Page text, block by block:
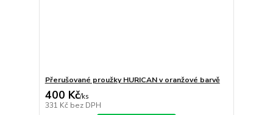
Přerušované proužky HURICAN v oranžové barvě
400 Kč/ks
331 Kč bez DPH